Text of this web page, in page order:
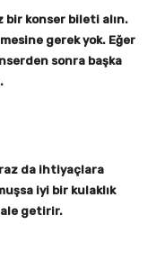
bir konser bileti alın.
gerek yok. Eğer
sonra başka
da ihtiyaçlara
iyi bir kulaklık
getirir.